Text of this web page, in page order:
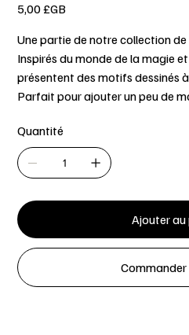
5,00 £GB
Une partie de notre collection
Inspirés du monde de la magie
présentent des motifs dessinés
Parfait pour ajouter un peu de
Quantité
Ajouter au